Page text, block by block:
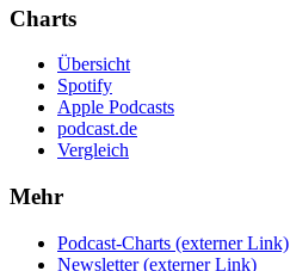
Charts
Übersicht
Spotify
Apple Podcasts
podcast.de
Vergleich
Mehr
Podcast-Charts (externer Link)
Newsletter (externer Link)